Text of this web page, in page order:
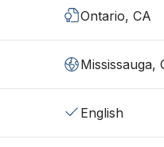
Ontario, CA
Mississauga,
English